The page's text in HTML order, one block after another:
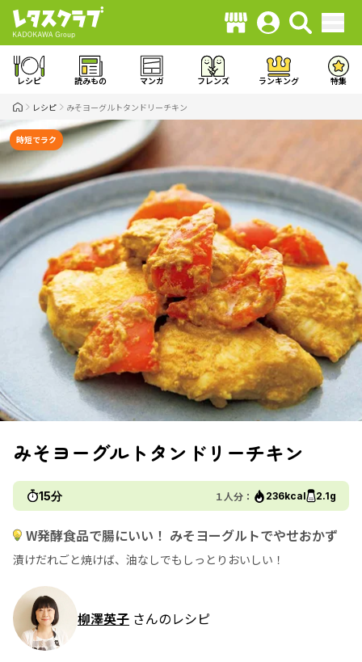
レシピ 読みもの マンガ フレンズ ランキング 特集
レシピ みそヨーグルトタンドリーチキン
時短でラク
みそヨーグルトタンドリーチキン
15分 １人分： 236kcal 2.1g
W発酵食品で腸にいい！ みそヨーグルトでやせおかず
漬けだれごと焼けば、油なしでもしっとりおいしい！
柳澤英子 さんのレシピ